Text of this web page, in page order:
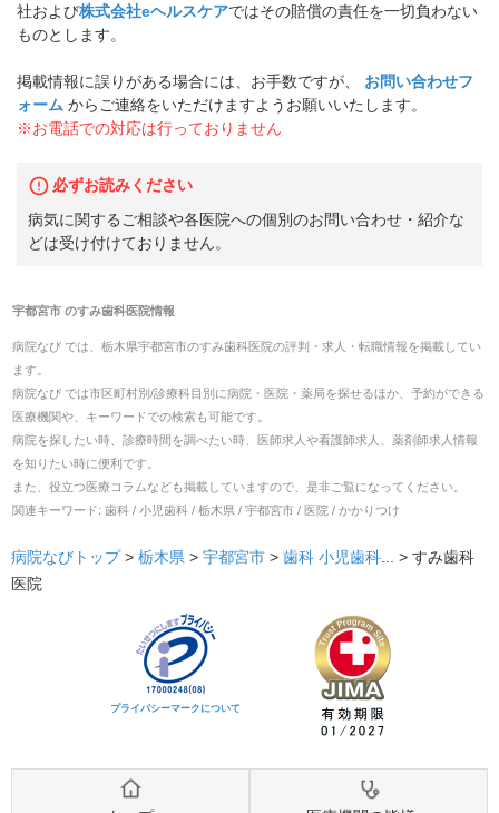
社および株式会社eヘルスケアではその賠償の責任を一切負わない
ものとします。
掲載情報に誤りがある場合には、お手数ですが、
お問い合わせフ
ォーム からご連絡をいただけますようお願いいたします。
※お電話での対応は行っておりません
必ずお読みください
病気に関するご相談や各医院への個別のお問い合わせ・紹介な
どは受け付けておりません。
宇都宮市のすみ歯科医院情報
病院なび では、 栃木県宇都宮市のすみ歯科医院の評判・求人・転職情報を掲載してい
ます。
病院なび では市区町村別/診療科目別に病院・医院・薬局を探せるほか、予約ができる
医療機関や、キーワードでの検索も可能です。
病院を探したい時、診療時間を調べたい時、医師求人や看護師求人、薬剤師求人情報
を知りたい時に便利です。
また、役立つ医療コラムなども掲載していますので、是非ご覧になってください。
関連キーワード: 歯科 / 小児歯科 / 栃木県 / 宇都宮市 / 医院 / かかりつけ
病院なびトップ > 栃木県 > 宇都宮市 > 歯科 小児歯科... > すみ歯科
医院
プライバシーマークについて